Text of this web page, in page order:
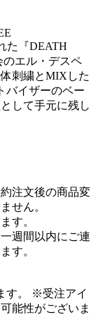
た『DEATH
のエル・デスペ
刺繍とMIXした
バイザーのベー
して手元に残し
注文後の商品変
せん。
す。
週間以内にご連
す。
す。 ※受注アイ
能性がございま